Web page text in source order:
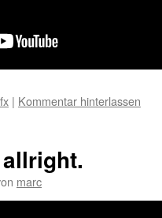
| Kommentar hinterlassen
marc